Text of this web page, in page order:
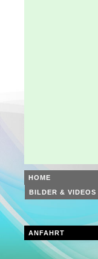
HOME
BILDER & VIDEOS
ANFAHRT